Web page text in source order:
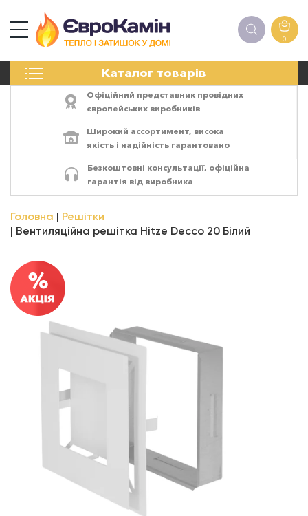
0
Каталог товарів
ПЕЧІ
ЕЛЕКТРОКАМІНИ
АКСЕСУАРИ
Офіційний представник провідних
європейських виробників
Широкий ассортимент, висока
якість і надійність гарантовано
Безкоштовні консультації, офіційна
гарантія від виробника
Головна
Решітки
Вентиляційна решітка Hitze Decco 20 Білий